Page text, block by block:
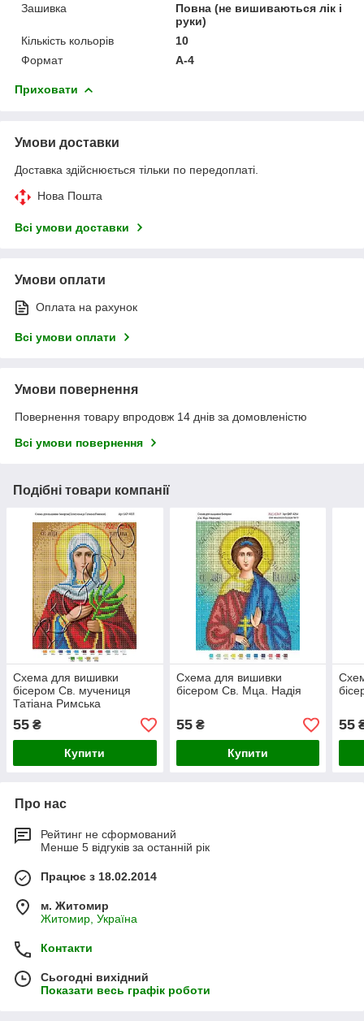
Зашивка
Повна (не вишиваються лік і
руки)
Кількість кольорів
10
Формат
А-4
Приховати
Умови доставки
Доставка здійснюється тільки по передоплаті.
Нова Пошта
Всі умови доставки
Умови оплати
Оплата на рахунок
Всі умови оплати
Умови повернення
Повернення товару впродовж 14 днів за домовленістю
Всі умови повернення
Подібні товари компанії
Схема для вишивки
бісером Св. мучениця
Татіана Римська
55 ₴
Купити
Схема для вишивки
бісером Св. Мца. Надія
55₴
Купити
55
Про нас
Рейтинг не сформований
Менше 5 відгуків за останній рік
Працює з 18.02.2014
м. Житомир
Житомир, Україна
Контакти
Сьогодні вихідний
Показати весь графік роботи